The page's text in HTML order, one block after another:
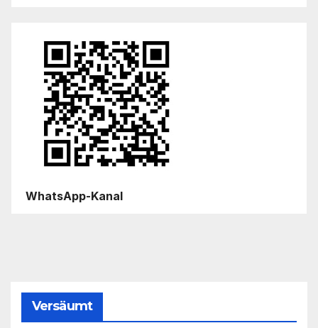
WhatsApp-Kanal
Versäumt